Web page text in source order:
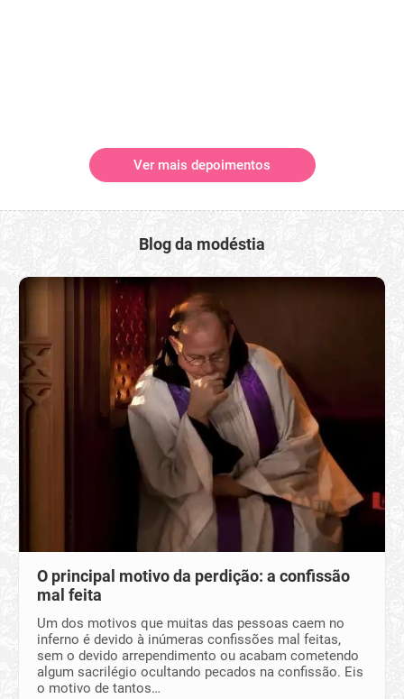
Ver mais depoimentos
Blog da modéstia
O principal motivo da perdição: a confissão
mal feita
Um dos motivos que muitas das pessoas caem no
inferno é devido à inúmeras confissões mal feitas,
sem o devido arrependimento ou acabam cometendo
algum sacrilégio ocultando pecados na confissão. Eis
o motivo de tantos…